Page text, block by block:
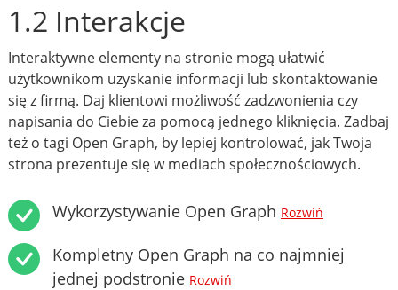
1.2 Interakcje
Interaktywne elementy na stronie mogą ułatwić
użytkownikom uzyskanie informacji lub skontaktowanie
się z firmą. Daj klientowi możliwość zadzwonienia czy
napisania do Ciebie za pomocą jednego kliknięcia. Zadbaj
też o tagi Open Graph, by lepiej kontrolować, jak Twoja
strona prezentuje się w mediach społecznościowych.
Wykorzystywanie Open Graph Rozwiń
Kompletny Open Graph na co najmniej
jednej podstronie Rozwiń